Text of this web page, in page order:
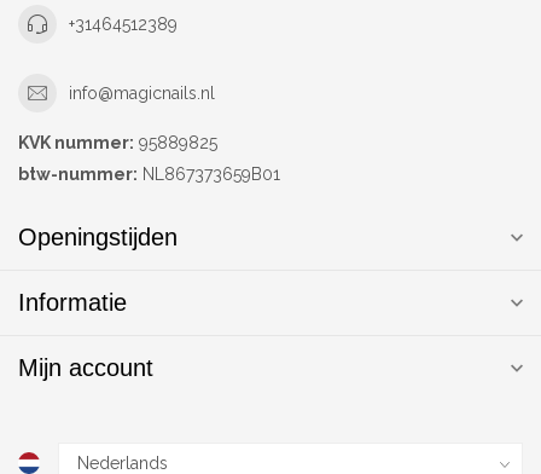
+31464512389
info@magicnails.nl
KVK nummer: 95889825
btw-nummer: NL867373659B01
Openingstijden
Informatie
Mijn account